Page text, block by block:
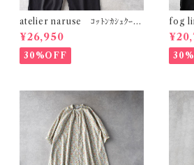
atelier naruse ｺｯﾄﾝｶｼｭｸｰﾙ
ｼﾞｬﾝﾌﾟｽｰﾂ (ﾌﾞﾗｯｸ) h05110
¥26,950
30%OFF
fog
ｽ